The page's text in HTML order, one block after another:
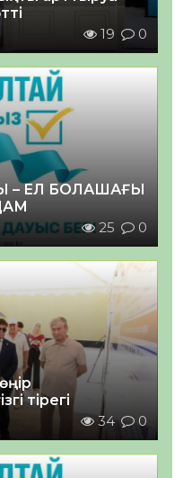
19 0
– ЕЛ БОЛАШАҒЫ
25 0
тірегі
34 0